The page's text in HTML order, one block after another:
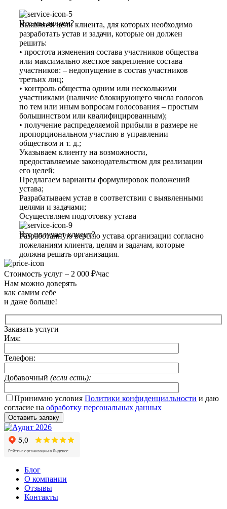
Что мы делаем?
Выявляем цели клиента, для которых необходимо
разработать устав и задачи, которые он должен
решить:
• простота изменения состава участников общества
или максимально жесткое закрепление состава
участников: – недопущение в состав участников
третьих лиц;
• контроль общества одним или несколькими
участниками (наличие блокирующего числа голосов
по тем или иным вопросам голосования – простым
большинством или квалифицированным);
• получение распределяемой прибыли в размере не
пропорциональном участию в управлении
обществом и т. д.;
Указываем клиенту на возможности,
предоставляемые законодательством для реализации
его целей;
Предлагаем варианты формулировок положений
устава;
Разрабатываем устав в соответствии с выявленными
целями и задачами;
Осуществляем подготовку устава
Что получает клиент?
Разработанную версию устава организации согласно
пожеланиям клиента, целям и задачам, которые
должна решать организация.
Стоимость услуг – 2 000 ₽/час
Нам можно доверять
как самим себе
и даже больше!
Заказать услуги
Имя:
Телефон:
Добавочный (если есть):
Принимаю условия Политики конфиденциальности и даю
согласие на обработку персональных данных
Блог
О компании
Отзывы
Контакты